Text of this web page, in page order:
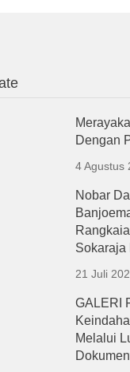
Dengan
4 Agustus
Nobar
Sokaraja
21 Juli
GALERI
Melalui